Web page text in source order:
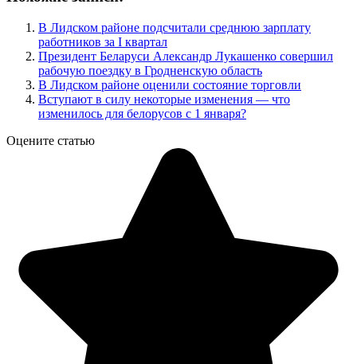
В Лидском районе подсчитали среднюю зарплату
работников за I квартал
Президент Беларуси Александр Лукашенко совершил
рабочую поездку в Гродненскую область
В Лидском районе оценили состояние торговли
Вступают в силу некоторые изменения — что
изменилось для белорусов с 1 января?
Оцените статью